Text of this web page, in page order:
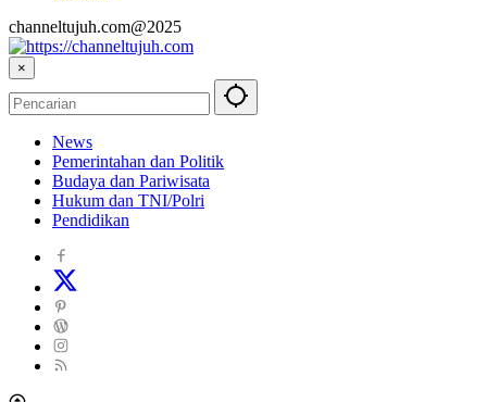
channeltujuh.com@2025
×
News
Pemerintahan dan Politik
Budaya dan Pariwisata
Hukum dan TNI/Polri
Pendidikan